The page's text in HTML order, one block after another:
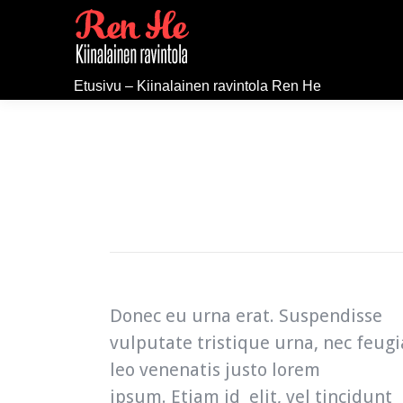
Etusivu – Kiinalainen ravintola Ren He
Donec eu urna erat. Suspendisse
vulputate tristique urna, nec
leo venenatis justo lorem
ipsum. Etiam id elit, vel tincidunt